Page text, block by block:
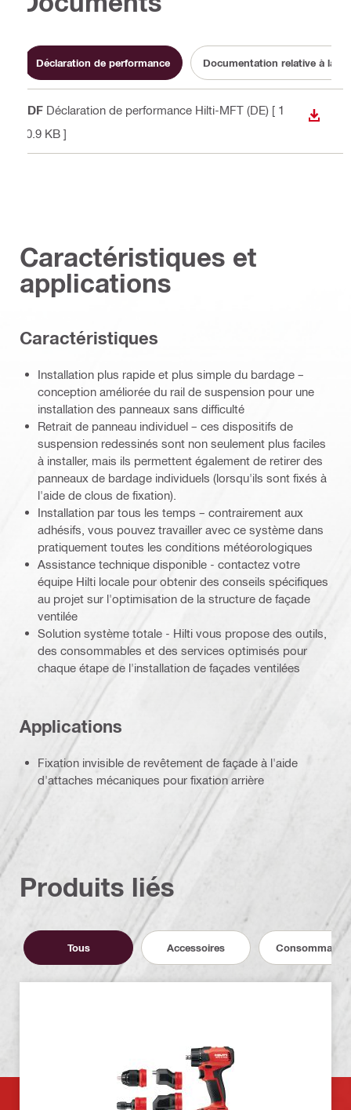
Déclaration de performance Documentation relative à la
PDF Déclaration de performance Hilti-MFT (DE) [ 1
60.9 KB ]
Caractéristiques et
applications
Caractéristiques
Installation plus rapide et plus simple du bardage –
conception améliorée du rail de suspension pour une
installation des panneaux sans difficulté
Retrait de panneau individuel – ces dispositifs de
suspension redessinés sont non seulement plus faciles
à installer, mais ils permettent également de retirer des
panneaux de bardage individuels (lorsqu'ils sont fixés à
l'aide de clous de fixation).
Installation par tous les temps – contrairement aux
adhésifs, vous pouvez travailler avec ce système dans
pratiquement toutes les conditions météorologiques
Assistance technique disponible - contactez votre
équipe Hilti locale pour obtenir des conseils spécifiques
au projet sur l'optimisation de la structure de façade
ventilée
Solution système totale - Hilti vous propose des outils,
des consommables et des services optimisés pour
chaque étape de l'installation de façades ventilées
Applications
Fixation invisible de revêtement de façade à l'aide
d'attaches mécaniques pour fixation arrière
Produits liés
Tous Accessoires Consommables